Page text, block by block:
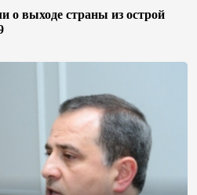
о выходе страны из острой